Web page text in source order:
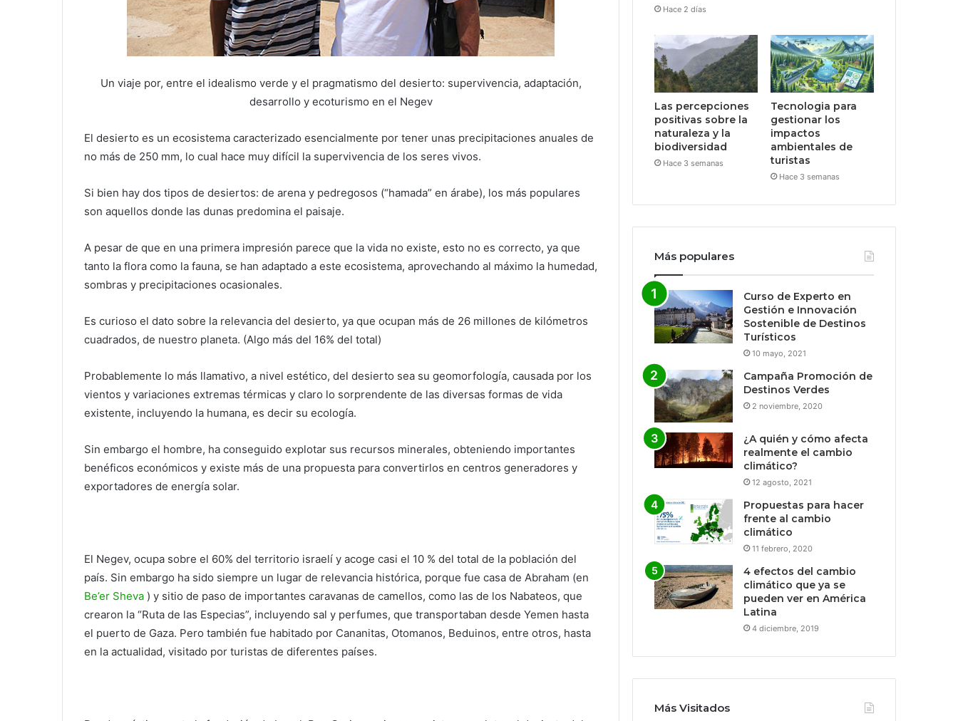
Un viaje por, entre el idealismo verde y el pragmatismo del desierto: supervivencia, adaptación,
desarrollo y ecoturismo en el Negev
El desierto es un ecosistema caracterizado esencialmente por tener unas precipitaciones anuales de
no más de 250 mm, lo cual hace muy difícil la supervivencia de los seres vivos.
Si bien hay dos tipos de desiertos: de arena y pedregosos (“hamada” en árabe), los más populares
son aquellos donde las dunas predomina el paisaje.
A pesar de que en una primera impresión parece que la vida no existe, esto no es correcto, ya que
tanto la flora como la fauna, se han adaptado a este ecosistema, aprovechando al máximo la humedad,
sombras y precipitaciones ocasionales.
Es curioso el dato sobre la relevancia del desierto, ya que ocupan más de 26 millones de kilómetros
cuadrados, de nuestro planeta. (Algo más del 16% del total)
Probablemente lo más llamativo, a nivel estético, del desierto sea su geomorfología, causada por los
vientos y variaciones extremas térmicas y claro lo sorprendente de las diversas formas de vida
existente, incluyendo la humana, es decir su ecología.
Sin embargo el hombre, ha conseguido explotar sus recursos minerales, obteniendo importantes
benéficos económicos y existe más de una propuesta para convertirlos en centros generadores y
exportadores de energía solar.
El Negev, ocupa sobre el 60% del territorio israelí y acoge casi el 10 % del total de la población del
país. Sin embargo ha sido siempre un lugar de relevancia histórica, porque fue casa de Abraham (en
Be’er Sheva ) y sitio de paso de importantes caravanas de camellos, como las de los Nabateos, que
crearon la “Ruta de las Especias”, incluyendo sal y perfumes, que transportaban desde Yemen hasta
el puerto de Gaza. Pero también fue habitado por Cananitas, Otomanos, Beduinos, entre otros, hasta
en la actualidad, visitado por turistas de diferentes países.
Hace 2 días
Las percepciones
positivas sobre la
naturaleza y la
biodiversidad
Hace 3 semanas
Tecnologia para
gestionar los
impactos
ambientales de
turistas
Hace 3 semanas
Más populares
Curso de Experto en
Gestión e Innovación
Sostenible de Destinos
Turísticos
10 mayo, 2021
Campaña Promoción de
Destinos Verdes
2 noviembre, 2020
¿A quién y cómo afecta
realmente el cambio
climático?
12 agosto, 2021
Propuestas para hacer
frente al cambio
climático
11 febrero, 2020
4 efectos del cambio
climático que ya se
pueden ver en América
Latina
4 diciembre, 2019
Más Visitados